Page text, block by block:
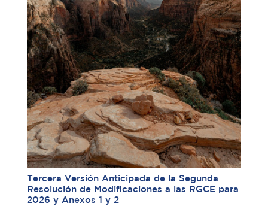
Tercera Versión Anticipada de la Segunda
Resolución de Modificaciones a las RGCE para
2026 y Anexos 1 y 2